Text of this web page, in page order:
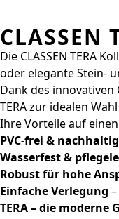
Die CLASSEN TERA
oder elegante Stein-
Dank des
TERA zur idealen
Ihre Vorteile auf
PVC-frei & nachhaltig
Wasserfest &
Robust für hohe
Einfache Verlegung
TERA – die